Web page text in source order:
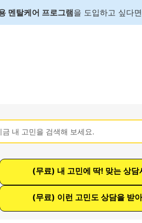
멘탈케어 프로그램을 도입하고 싶다
(무료) 내 고민에 딱! 맞는 상
(무료) 이런 고민도 상담을 받